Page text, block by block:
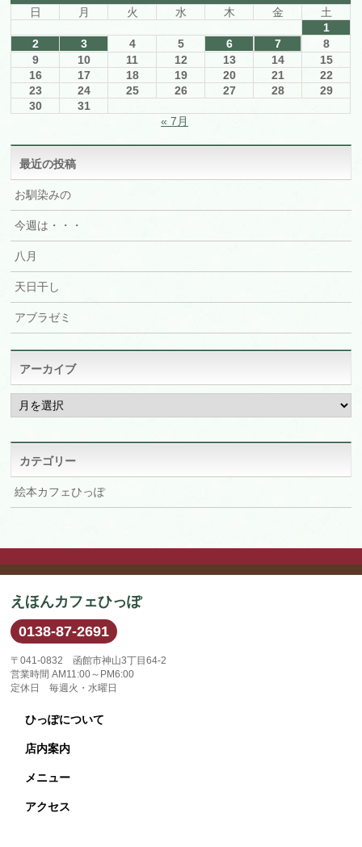
日
月 火 水 木 金
土
1
2
3 4 5 6 7
8
9
10 11 12 13 14
15
16
17 18 19 20 21
22
23
24 25 26 27 28
29
30
31
« 7月
最近の投稿
お馴染みの
今週は・・・
八月
天日干し
アブラゼミ
アーカイブ
ア
ー
カ
カテゴリー
絵本カフェひっぽ
えほんカフェひっぽ
0138-87-2691
〒041-0832 函館市神山3丁目64-2
営業時間 AM11:00～PM6:00
定休日 毎週火・水曜日
ひっぽについて
店内案内
メニュー
アクセス